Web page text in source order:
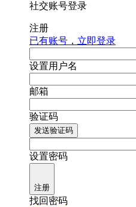
社交账号登录
注册
已有账号，立即登录
设置用户名
邮箱
验证码
发送验证码
设置密码
注册
找回密码